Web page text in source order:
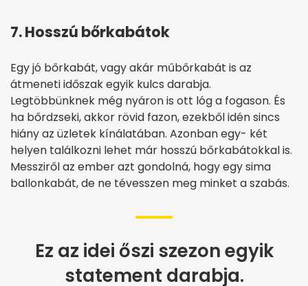
7. Hosszú bőrkabátok
Egy jó bőrkabát, vagy akár műbőrkabát is az
átmeneti időszak egyik kulcs darabja.
Legtöbbünknek még nyáron is ott lóg a fogason. És
ha bőrdzseki, akkor rövid fazon, ezekből idén sincs
hiány az üzletek kínálatában. Azonban egy- két
helyen találkozni lehet már hosszú bőrkabátokkal is.
Messziről az ember azt gondolná, hogy egy sima
ballonkabát, de ne tévesszen meg minket a szabás.
Ez az idei őszi szezon egyik
statement darabja.